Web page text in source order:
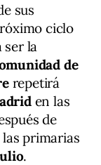
sus
ciclo
la
de
repetirá
en las
de
primarias
.